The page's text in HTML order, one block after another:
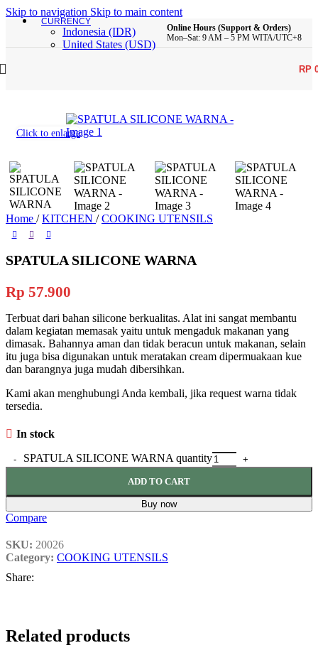
Skip to navigation Skip to main content
CURRENCY
Indonesia (IDR)
United States (USD)
Online Hours (Support & Orders)
Mon–Sat: 9 AM – 5 PM WITA/UTC+8
RP
Click to enlarge
Home / KITCHEN / COOKING UTENSILS
SPATULA SILICONE WARNA
Rp 57.900
Terbuat dari bahan silicone berkualitas. Alat ini sangat membantu
dalam kegiatan memasak yaitu untuk mengaduk makanan yang
dimasak. Bahannya aman dan tidak beracun untuk makanan, selain
itu juga bisa digunakan untuk meratakan cream dipermuakaan kue
dan barangnya juga mudah dibersihkan.
Kami akan menghubungi Anda kembali, jika request warna tidak
tersedia.
In stock
SPATULA SILICONE WARNA quantity
ADD TO CART
Buy now
Compare
SKU: 20026
Category: COOKING UTENSILS
Share:
Related products